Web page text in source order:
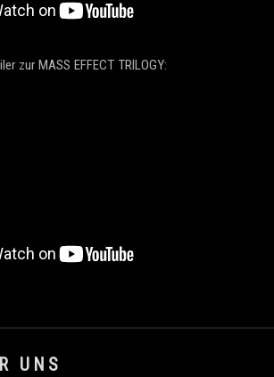
zur MASS EFFECT TRILOGY:
UNS